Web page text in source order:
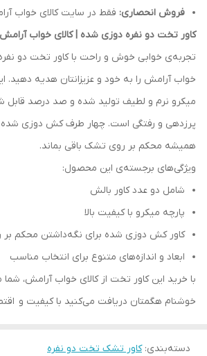
فروش انحصاری: فقط در سایت کالای خواب
کاور تخت دو نفره دوزی شده | کالای خواب آرامش
تجربه‌ی خوابی خوش و راحت با کاور تخت دو
خواب آرامش را به خود و عزیزانتان هدیه دهید.
میکرو نرم و لطیف تولید شده و صد درصد
پرزدهی و رفتگی است. چهار طرف کش دوزی شده
همیشه محکم بر روی تشک باقی بماند.
ویژگی‌های برجسته‌ی این محصول:
شامل دو عدد کاور بالش
پارچه میکرو با کیفیت بالا
کاور کش دوزی شده برای نگه‌داشتن محکم
ابعاد و اندازه‌های متنوع برای انتخاب مناسب
با خرید این کاور تخت از کالای خواب آرامش،
خوشنام هگمتان دریافت می‌کنید با کیفیت و
دسته‌بندی:کاور تشک تخت دو نفره